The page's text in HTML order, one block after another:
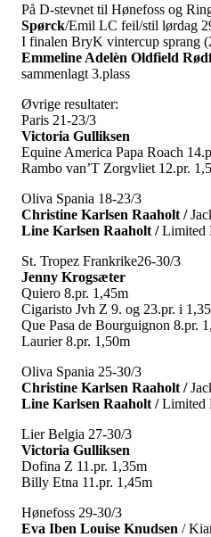
På D-stevnet til Hønefoss og
Spørck/Emil LC feil/stil lørdag
I finalen BryK vintercup sprang
Emmeline Adelèn Oldfield
sammenlagt 3.plass
Øvrige resultater:
Paris 21-23/3
Victoria Gulliksen
Equine America Papa Roach
Rambo van’T Zorgvliet 12.pr.
Oliva Spania 18-23/3
Christine Karlsen Raaholt /
Line Karlsen Raaholt /Limited
St. Tropez Frankrike26-30/3
Jenny Krogsæter
Quiero 8.pr. 1,45m
Cigaristo Jvh Z 9. og 23.pr. i
Que Pasa de Bourguignon 8.pr.
Laurier 8.pr. 1,50m
Oliva Spania 25-30/3
Christine Karlsen Raaholt /
Line Karlsen Raaholt /Limited
Lier Belgia 27-30/3
Victoria Gulliksen
Dofina Z 11.pr. 1,35m
Billy Etna 11.pr. 1,45m
Hønefoss 29-30/3
Eva Iben Louise Knudsen /